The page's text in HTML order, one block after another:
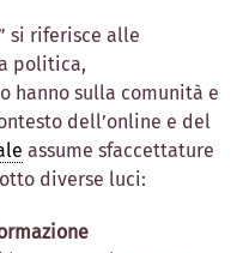
si riferisce alle
politica,
hanno sulla comunità e
dell’online e del
assume sfaccettature
diverse luci: